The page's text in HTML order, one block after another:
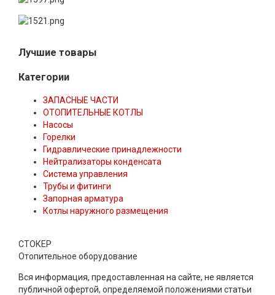
Лучшие товары
Категории
ЗАПАСНЫЕ ЧАСТИ
ОТОПИТЕЛЬНЫЕ КОТЛЫ
Насосы
Горелки
Гидравлические принадлежности
Нейтрализаторы конденсата
Система управления
Трубы и фитинги
Запорная арматура
Котлы наружного размещения
СТОКЕР
Отопительное оборудование
Вся информация, предоставленная на сайте, не является
публичной офертой, определяемой положениями статьи